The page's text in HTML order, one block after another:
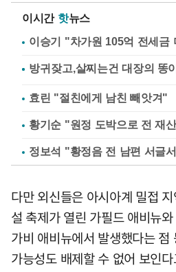
이시간 핫뉴스
이승기 "차가원 105억 전세금
효린 "절친에게 남친 빼앗겨"
황기순 "원정 도박으로 전 재
정보석 "황정음 전 남편 서글
다만 외신들은 아시아계 밀접
설 축제가 열린 가필드 애비뉴
가비 애비뉴에서 발생했다는 점
가능성도 배제할 수 없어 보인